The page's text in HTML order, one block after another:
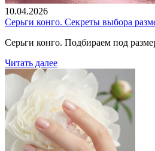
10.04.2026
Серьги конго. Секреты выбора
Серьги конго. Подбираем под
Читать далее